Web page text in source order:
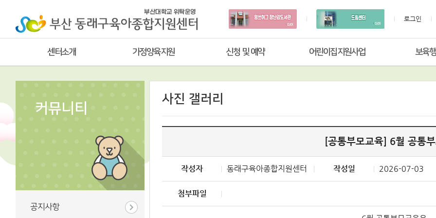
로그인
센터소개 가정양육지원 신청 및 예약 어린이집지원사업 보육
커뮤니티
공지사항
사진 갤러리
[공통부모교육] 6월 공통
작성자 동래구육아종합지원센터 작성일 2026-07-03
첨부파일